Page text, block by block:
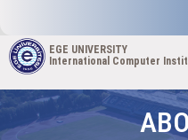
EGE UNIVERSITY
International Computer